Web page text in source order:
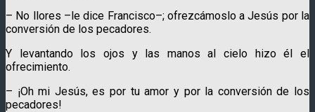
– No llores –le dice Francisco–; ofrezcámoslo a Jesús por la
conversión de los pecadores.
Y levantando los ojos y las manos al cielo hizo él el
ofrecimiento.
– ¡Oh mi Jesús, es por tu amor y por la conversión de los
pecadores!